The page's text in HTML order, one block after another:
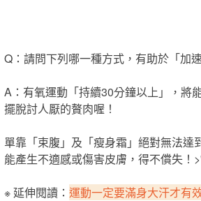
Q：請問下列哪一種方式，有助於「加
A：有氧運動「持續30分鐘以上」，將
擺脫討人厭的贅肉喔！
單靠「束腹」及「瘦身霜」絕對無法達
能產生不適感或傷害皮膚，得不償失！
※ 延伸閱讀： 運動一定要滿身大汗才有